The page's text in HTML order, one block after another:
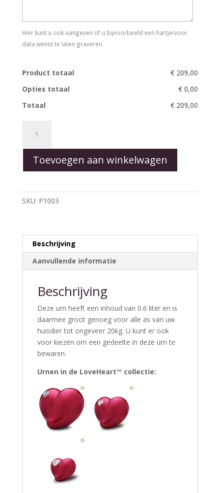
Hier kunt u ook aangeven of u bijvoorbeeld een hartje/voor
data wenst te laten graveren.
Product totaal
€ 209,00
Opties totaal
€ 0,00
Totaal
€ 209,00
White
-
Medium
aantal
Toevoegen aan winkelwagen
SKU: P1003
Beschrijving
Aanvullende informatie
Beschrijving
Deze urn heeft een inhoud van 0.6 liter en is
daarmee groot genoeg voor alle as van uw
huisdier tot ongeveer 20kg. U kunt er ook
voor kiezen om een gedeelte in deze urn te
bewaren.
Urnen in de LoveHeart™ collectie: